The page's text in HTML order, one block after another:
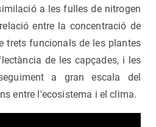
a les fulles de nitrogen
entre la concentració de
trets funcionals de les plantes
de les capçades, i les
a gran escala del
entre l'ecosistema i el clima.